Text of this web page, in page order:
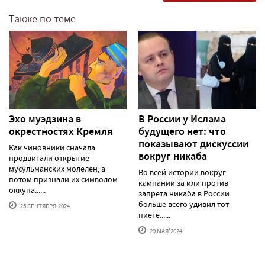
Также по теме
Эхо муэдзина в
окрестностях Кремля
Как чиновники сначала
продвигали открытие
мусульманских молелен, а
потом признали их символом
оккупа......
25 СЕНТЯБРЯ'2024
В России у Ислама
будущего нет: что
показывают дискуссии
вокруг никаба
Во всей истории вокруг
кампании за или против
запрета никаба в России
больше всего удивил тот
пиете......
29 МАЯ'2024